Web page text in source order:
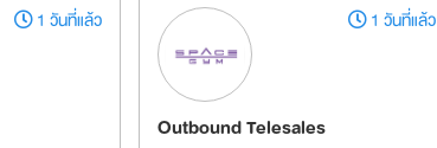
1 วันที่แล้ว 1 วันที่แล้ว
Outbound Telesales